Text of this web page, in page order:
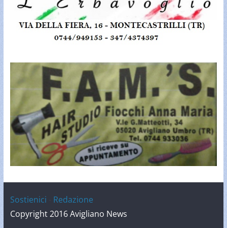
Sostienici
Redazione
Copyright 2016 Avigliano News